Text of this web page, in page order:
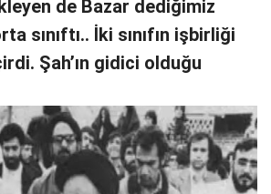
de Bazar dediğimiz
sınıftı.. İki sınıfın işbirliği
Şah’ın gidici olduğu